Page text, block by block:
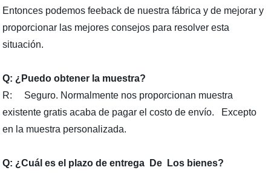
Entonces podemos feeback de nuestra fábrica y de mejorar y
proporcionar las mejores consejos para resolver esta
situación.
Q: ¿Puedo obtener la muestra?
R: Seguro. Normalmente nos proporcionan muestra
existente gratis acaba de pagar el costo de envío. Excepto
en la muestra personalizada.
Q: ¿Cuál es el plazo de entrega De Los bienes?